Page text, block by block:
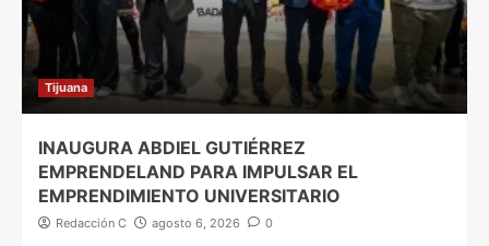
Tijuana
INAUGURA ABDIEL GUTIÉRREZ
EMPRENDELAND PARA IMPULSAR EL
EMPRENDIMIENTO UNIVERSITARIO
Redacción C agosto 6, 2026 0